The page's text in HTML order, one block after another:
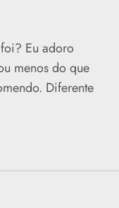
Eu adoro
menos do que
Diferente